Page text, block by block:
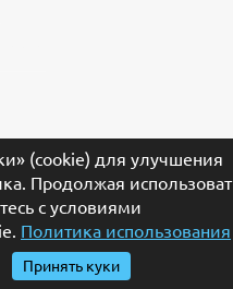
(cookie) для улучшения
Продолжая
с условиями
Политика использования
Принять куки
таблички